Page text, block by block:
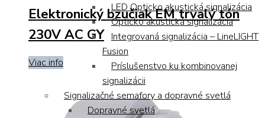
LED Opticko akustická signalizácia
Opticko akustická signalizácia
Integrovaná signalizácia – LineLIGHT
Fusion
Príslušenstvo ku kombinovanej
signalizácii
Signalizačné semafory a dopravné svetlá
Dopravné svetlá
Elektronický bzučiak EM trvalý tón
230V AC GY
Viac info